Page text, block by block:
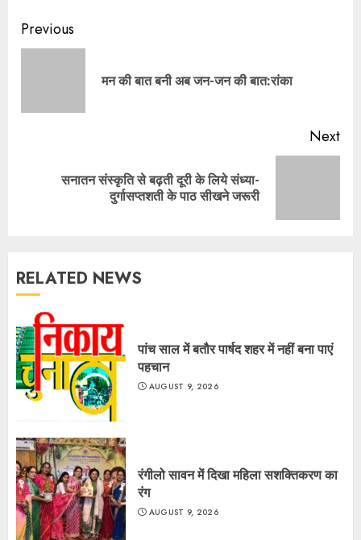
Continue
Reading
Previous
मन की बात बनी अब जन-जन की बात:रांका
Next
सनातन संस्कृति से बढ़ती दूरी के लिये संध्या-
दुर्गासप्तशती के पाठ सीखने जरूरी
RELATED NEWS
पांच साल में बतौर पार्षद शहर में नहीं बना पाएं
पहचान
AUGUST 9, 2026
रंगीलो सावन में दिखा महिला सशक्तिकरण का
रंग
AUGUST 9, 2026